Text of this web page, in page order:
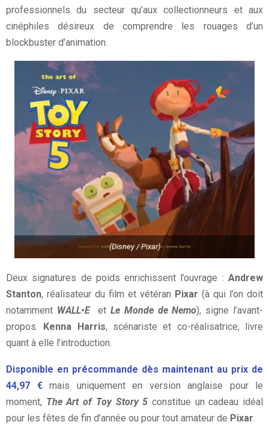
professionnels du secteur qu’aux collectionneurs et aux
cinéphiles désireux de comprendre les rouages d’un
blockbuster d’animation.
(Disney / Pixar)
Deux signatures de poids enrichissent l’ouvrage : Andrew
Stanton, réalisateur du film et vétéran Pixar (à qui l’on doit
notamment WALL•EetLe Monde de Nemo), signe l’avant-
propos. Kenna Harris, scénariste et co-réalisatrice, livre
quant à elle l’introduction.
Disponible en précommande dès maintenant au prix de
44,97 €mais uniquement en version anglaise pour le
moment, The Art of Toy Story 5 constitue un cadeau idéal
pour les fêtes de fin d’année ou pour tout amateur de Pixar.